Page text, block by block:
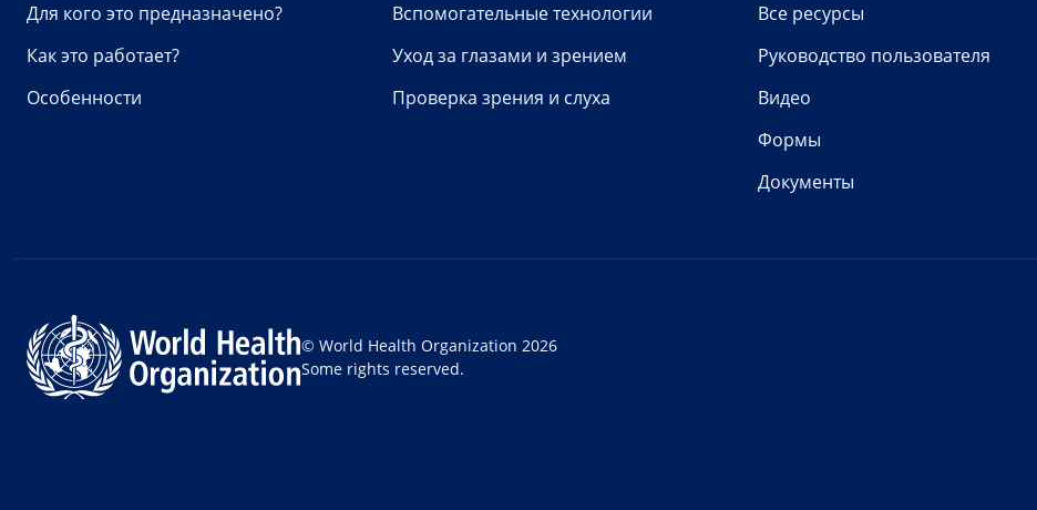
Для кого это предназначено?
Как это работает?
Особенности
Вспомогательные технологии
Уход за глазами и зрением
Проверка зрения и слуха
Все ресурсы
Руководство пользователя
Видео
Формы
Документы
© World Health Organization 2026
Some rights reserved.